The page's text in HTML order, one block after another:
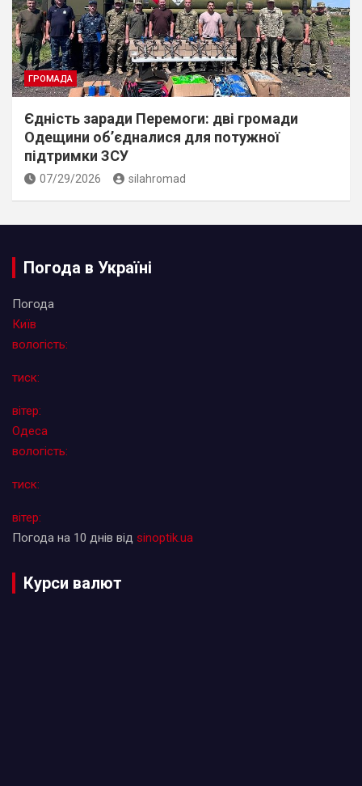
ГРОМАДА
Єдність заради Перемоги: дві громади
Одещини об’єдналися для потужної
підтримки ЗСУ
07/29/2026 silahromad
Погода в Україні
Погода
Київ
вологість:
тиск:
вітер:
Одеса
вологість:
тиск:
вітер:
Погода на 10 днів від sinoptik.ua
Курси валют